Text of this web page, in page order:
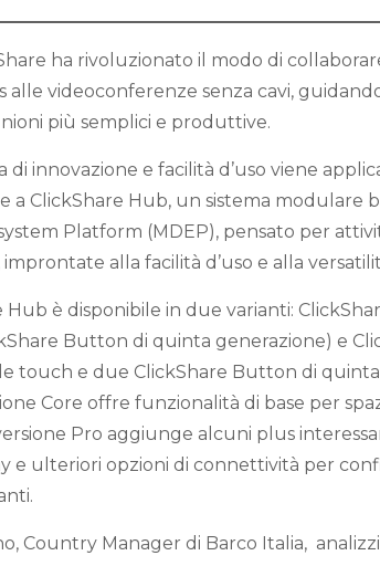
ha rivoluzionato il modo di
alle videoconferenze senza cavi,
più semplici e produttive.
di innovazione e facilità d’uso viene
a ClickShare Hub, un sistema modulare
Platform (MDEP), pensato per
alla facilità d’uso e alla
Hub è disponibile in due varianti:
Button di quinta generazione) e
touch e due ClickShare Button di quinta
Core offre funzionalità di base per
Pro aggiunge alcuni plus
e ulteriori opzioni di connettività per
Country Manager di Barco Italia,